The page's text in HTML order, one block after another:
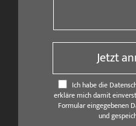
Jetzt
Ich habe die
erkläre mich damit
Formular eingegebenen
und